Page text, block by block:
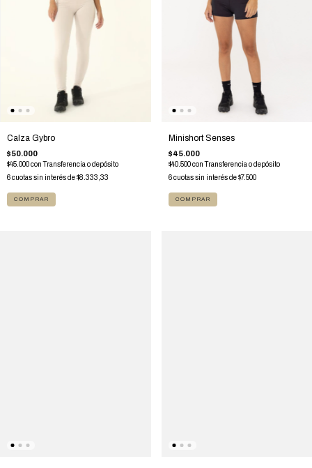
Calza Gybro
$50.000
$45.000con Transferencia o depósito
6cuotas sin interés de$8.333,33
COMPRAR
Minishort Senses
$45.000
$40.500con Transferencia o depósito
6 cuotas sin interés de$7.500
COMPRAR